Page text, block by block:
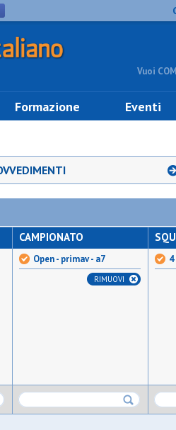
Vuoi
Formazione Eventi
CAMPIONATO
Open - primav - a7
RIMUOVI